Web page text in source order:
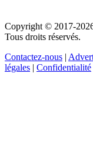
Copyright © 2017-
Tous droits réservés.
Contactez-nous |
légales | Confidentialité